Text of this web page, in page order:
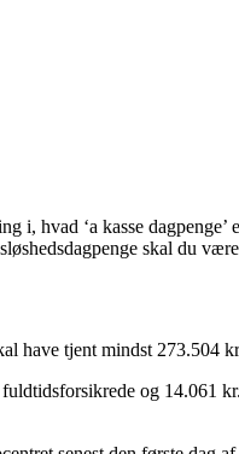
i, hvad ‘a kasse
skal du
have tjent mindst 273.504
og 14.061